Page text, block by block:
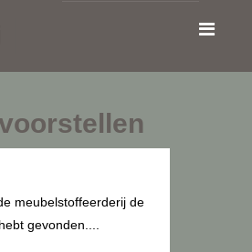
meubelstoffeerderij de
gevonden....